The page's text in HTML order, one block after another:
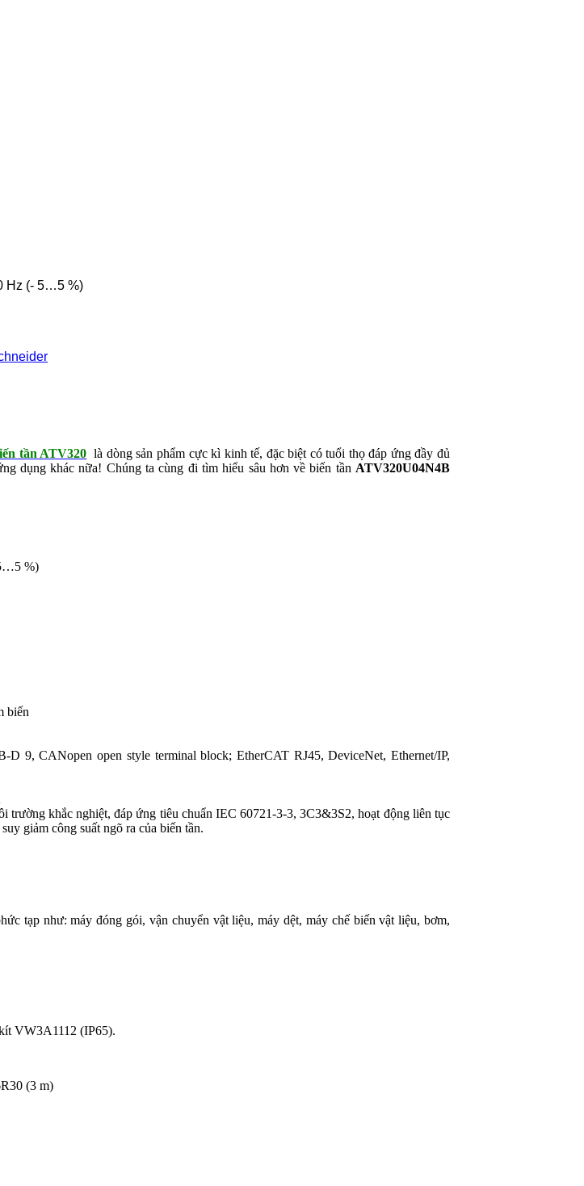
Hz (- 5…5 %)
tần ATV320 là dòng sản phẩm cực kì kinh tế, đặc biệt có tuổi thọ đáp ứng đầy đủ
dụng khác nữa! Chúng ta cùng đi tìm hiểu sâu hơn về biến tần ATV320U04N4B
%)
biến
9, CANopen open style terminal block; EtherCAT RJ45, DeviceNet, Ethernet/IP,
trường khắc nghiệt, đáp ứng tiêu chuẩn IEC 60721-3-3, 3C3&3S2, hoạt động liên tục
giảm công suất ngõ ra của biến tần.
tạp như: máy đóng gói, vận chuyển vật liệu, máy dệt, máy chế biến vật liệu, bơm,
VW3A1112 (IP65).
(3 m)